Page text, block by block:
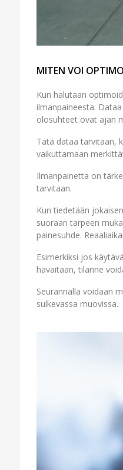
MITEN VOI
Kun halutaan
ilmanpaineesta.
olosuhteet ovat ajan
Tätä dataa tarvitaan,
vaikuttamaan
Ilmanpainetta on
tarvitaan.
Kun tiedetään
suoraan tarpeen
painesuhde.
Esimerkiksi jos
havaitaan, tilanne
Seurannalla voidaan
sulkevassa muovissa.